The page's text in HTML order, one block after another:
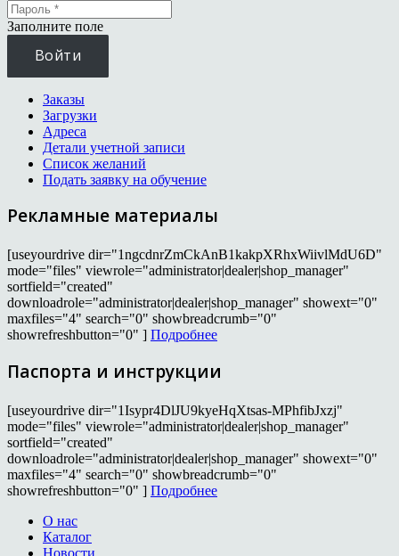
Заполните поле
Войти
Заказы
Загрузки
Адреса
Детали учетной записи
Список желаний
Подать заявку на обучение
Рекламные материалы
[useyourdrive dir="1ngcdnrZmCkAnB1kakpXRhxWiivlMdU6D"
mode="files" viewrole="administrator|dealer|shop_manager"
sortfield="created"
downloadrole="administrator|dealer|shop_manager" showext="0"
maxfiles="4" search="0" showbreadcrumb="0"
showrefreshbutton="0" ] Подробнее
Паспорта и инструкции
[useyourdrive dir="1Isypr4DlJU9kyeHqXtsas-MPhfibJxzj"
mode="files" viewrole="administrator|dealer|shop_manager"
sortfield="created"
downloadrole="administrator|dealer|shop_manager" showext="0"
maxfiles="4" search="0" showbreadcrumb="0"
showrefreshbutton="0" ] Подробнее
О нас
Каталог
Новости